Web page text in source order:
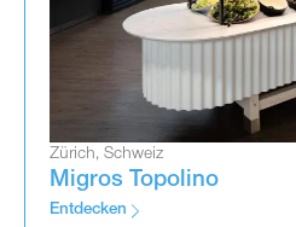
Zürich, Schweiz
Migros Topolino
Entdecken